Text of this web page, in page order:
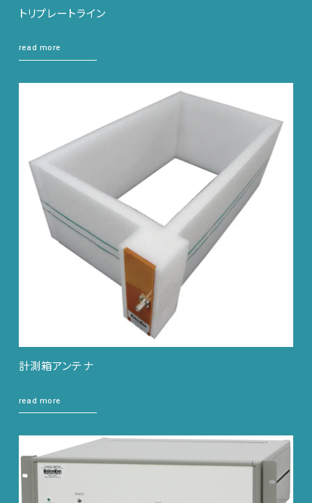
トリプレートライン
read more
計測箱アンテナ
read more